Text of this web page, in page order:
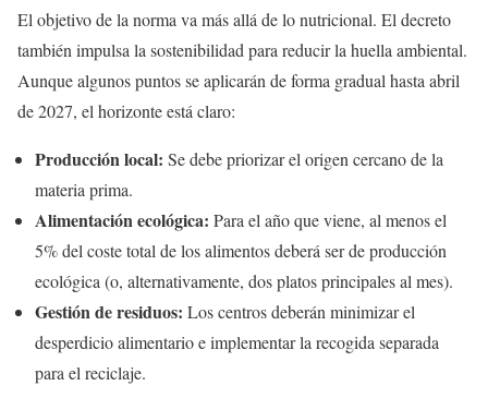
El objetivo de la norma va más allá de lo nutricional. El decreto
también impulsa la sostenibilidad para reducir la huella ambiental.
Aunque algunos puntos se aplicarán de forma gradual hasta abril
de 2027, el horizonte está claro:
Producción local: Se debe priorizar el origen cercano de la
materia prima.
Alimentación ecológica: Para el año que viene, al menos el
5% del coste total de los alimentos deberá ser de producción
ecológica (o, alternativamente, dos platos principales al mes).
Gestión de residuos: Los centros deberán minimizar el
desperdicio alimentario e implementar la recogida separada
para el reciclaje.